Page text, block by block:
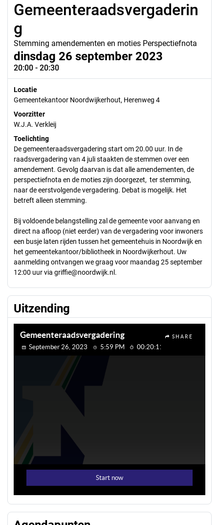
Gemeenteraadsvergaderin
g
Stemming amendementen en moties Perspectiefnota
dinsdag 26 september 2023
20:00 - 20:30
Locatie
Gemeentekantoor Noordwijkerhout, Herenweg 4
Voorzitter
W.J.A. Verkleij
Toelichting
De gemeenteraadsvergadering start om 20.00 uur. In de
raadsvergadering van 4 juli staakten de stemmen over een
amendement. Gevolg daarvan is dat alle amendementen, de
perspectiefnota en de moties zijn doorgezet, ter stemming,
naar de eerstvolgende vergadering. Debat is mogelijk. Het
betreft alleen stemming.
Bij voldoende belangstelling zal de gemeente voor aanvang en
direct na afloop (niet eerder) van de vergadering voor inwoners
een busje laten rijden tussen het gemeentehuis in Noordwijk en
het gemeentekantoor/bibliotheek in Noordwijkerhout. Uw
aanmelding ontvangen we graag voor maandag 25 september
12:00 uur via griffie@noordwijk.nl.
Uitzending